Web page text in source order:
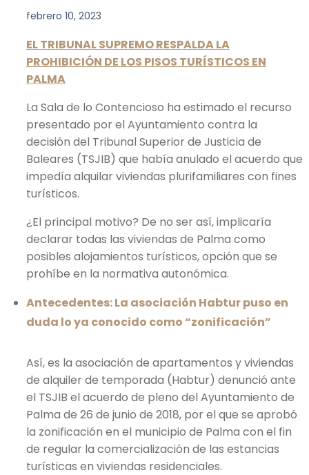
febrero 10, 2023
EL TRIBUNAL SUPREMO RESPALDA LA
PROHIBICIÓN DE LOS PISOS TURÍSTICOS EN
PALMA
La Sala de lo Contencioso ha estimado el recurso
presentado por el Ayuntamiento contra la
decisión del Tribunal Superior de Justicia de
Baleares (TSJIB) que había anulado el acuerdo que
impedía alquilar viviendas plurifamiliares con fines
turísticos.
¿El principal motivo? De no ser así, implicaría
declarar todas las viviendas de Palma como
posibles alojamientos turísticos, opción que se
prohíbe en la normativa autonómica.
Antecedentes: La asociación Habtur puso en
duda lo ya conocido como “zonificación”
Así, es la asociación de apartamentos y viviendas
de alquiler de temporada (Habtur) denunció ante
el TSJIB el acuerdo de pleno del Ayuntamiento de
Palma de 26 de junio de 2018, por el que se aprobó
la zonificación en el municipio de Palma con el fin
de regular la comercialización de las estancias
turísticas en viviendas residenciales.